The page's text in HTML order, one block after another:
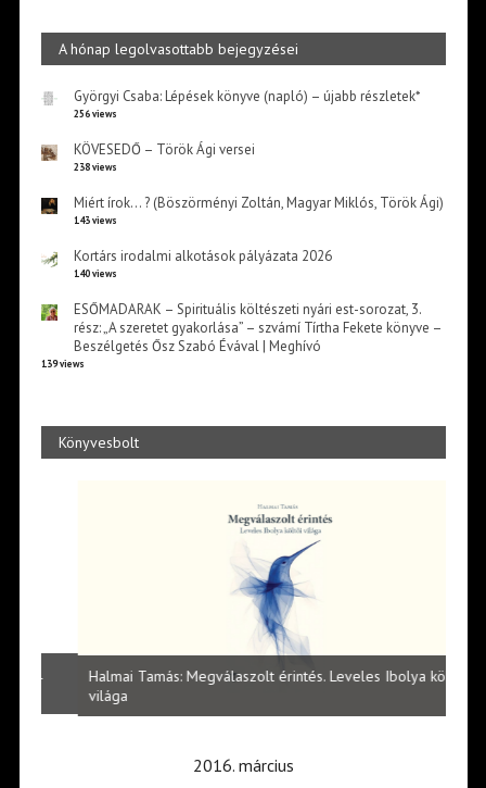
A hónap legolvasottabb bejegyzései
Györgyi Csaba: Lépések könyve (napló) – újabb részletek*
256 views
KÖVESEDŐ – Török Ági versei
238 views
Miért írok… ? (Böszörményi Zoltán, Magyar Miklós, Török Ági)
143 views
Kortárs irodalmi alkotások pályázata 2026
140 views
ESŐMADARAK – Spirituális költészeti nyári est-sorozat, 3.
rész: „A szeretet gyakorlása” – szvámí Tírtha Fekete könyve –
Beszélgetés Ősz Szabó Évával | Meghívó
139 views
Könyvesbolt
Halmai Tamás: Megválaszolt érintés. Leveles Ibolya költői
világa
2016. március